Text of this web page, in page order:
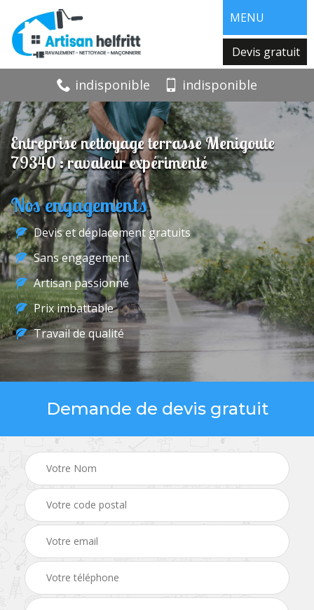
MENU
Devis gratuit
indisponible indisponible
Entreprise nettoyage terrasse Menigoute
79340 : ravaleur expérimenté
Nos engagements
Devis et déplacement gratuits
Sans engagement
Artisan passionné
Prix imbattable
Travail de qualité
Demande de devis gratuit